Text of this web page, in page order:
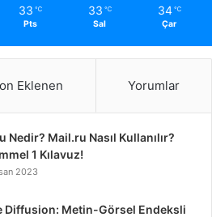
33 ℃
Pts
33 ℃
Sal
34 ℃
Çar
Eklenen Yorumlar
Nedir? Mail.ru Nasıl Kullanılır?
1 Kılavuz!
2023
Diffusion: Metin-Görsel Endeksli